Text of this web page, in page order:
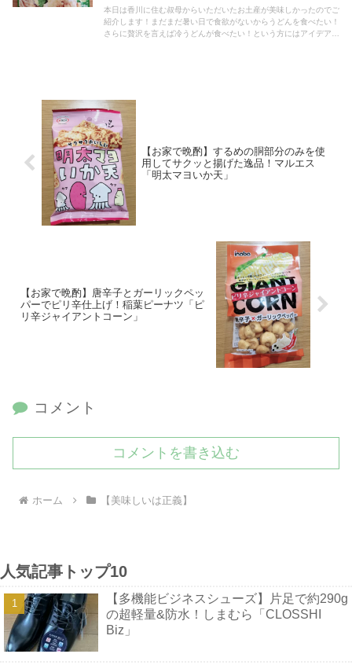
本日は香川に住む叔母からいただいたお土産が美味しかったのでご
紹介します！まだまだ暑い日で食欲がないからうどんを食べたい！
さらに贅沢を言えば冷うどんが食べたい！という方にはアイデアの
【お家で晩酌】するめの胴部分のみを使
用してサクッと揚げた逸品！マルエス
「明太マヨいか天」
【お家で晩酌】唐辛子とガーリックペッ
パーでピリ辛仕上げ！稲葉ピーナツ「ピ
リ辛ジャイアントコーン」
コメント
コメントを書き込む
ホーム 【美味しいは正義】
人気記事トップ10
【多機能ビジネスシューズ】片足で約290g
の超軽量&防水！しまむら「CLOSSHI
Biz」